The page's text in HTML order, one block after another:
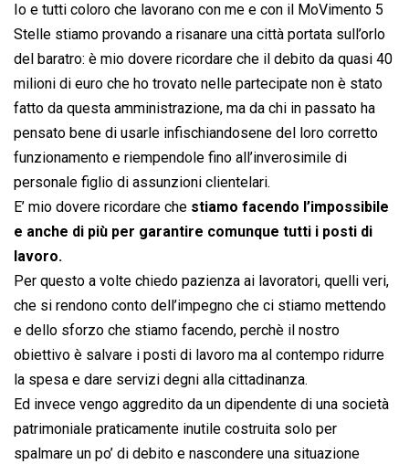
Io e tutti coloro che lavorano con me e con il MoVimento 5
Stelle stiamo provando a risanare una città portata sull’orlo
del baratro: è mio dovere ricordare che il debito da quasi 40
milioni di euro che ho trovato nelle partecipate non è stato
fatto da questa amministrazione, ma da chi in passato ha
pensato bene di usarle infischiandosene del loro corretto
funzionamento e riempendole fino all’inverosimile di
personale figlio di assunzioni clientelari.
E’ mio dovere ricordare che stiamo facendo l’impossibile
e anche di più per garantire comunque tutti i posti di
lavoro.
Per questo a volte chiedo pazienza ai lavoratori, quelli veri,
che si rendono conto dell’impegno che ci stiamo mettendo
e dello sforzo che stiamo facendo, perchè il nostro
obiettivo è salvare i posti di lavoro ma al contempo ridurre
la spesa e dare servizi degni alla cittadinanza.
Ed invece vengo aggredito da un dipendente di una società
patrimoniale praticamente inutile costruita solo per
spalmare un po’ di debito e nascondere una situazione